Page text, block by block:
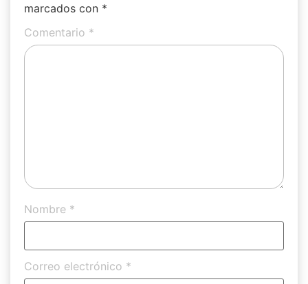
marcados con *
Comentario *
Nombre *
Correo electrónico *